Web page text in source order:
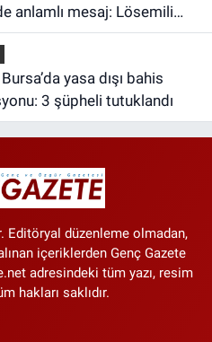
anlamlı mesaj: Lösemili
için zirveye çıktı
3 şüpheli tutuklandı
Editöryal düzenleme olmadan,
içeriklerden Genç Gazete
adresindeki tüm yazı, resim
hakları saklıdır.